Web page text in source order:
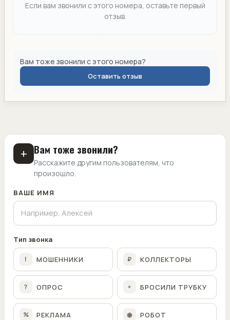
Если вам звонили с этого номера, оставьте первый
отзыв.
Вам тоже звонили с этого номера?
Оставить отзыв
+ Вам тоже звонили?
Расскажите другим пользователям, что
произошло.
ВАШЕ ИМЯ
Тип звонка
! МОШЕННИКИ ₽ КОЛЛЕКТОРЫ
? ОПРОС × БРОСИЛИ ТРУБКУ
% РЕКЛАМА ◉ РОБОТ